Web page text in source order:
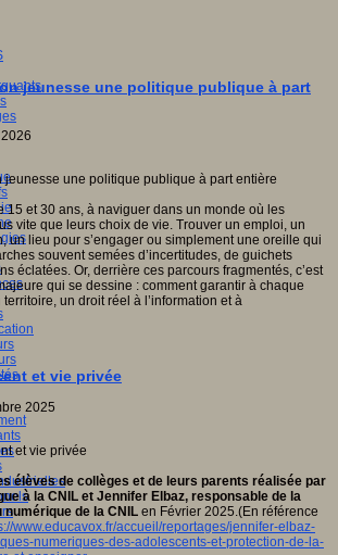
jeunesse une politique publique à part
15 et 30 ans, à naviguer dans un monde où les
vite que leurs choix de vie. Trouver un emploi, un
un lieu pour s’engager ou simplement une oreille qui
souvent semées d’incertitudes, de guichets
éclatées. Or, derrière ces parcours fragmentés, c’est
qui se dessine : comment garantir à chaque
un droit réel à l’information et à
et vie privée
2025
élèves de collèges et de leurs parents réalisée par
à la CNIL et Jennifer Elbaz, responsable de la
numérique de la CNIL en Février 2025.(En référence
www.educavox.fr/accueil/reportages/jennifer-elbaz-
numeriques-des-adolescents-et-protection-de-la-